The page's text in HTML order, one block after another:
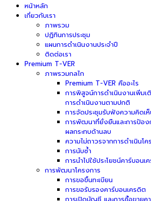
หน้าหลัก
เกี่ยวกับเรา
ภาพรวม
ปฏิทินการประชุม
แผนการดำเนินงานประจำปี
ติดต่อเรา
Premium T-VER
ภาพรวมกลไก
Premium T-VER คืออะไร
การพิสูจน์การดำเนินงานเพิ่มเ
การดำเนินงานตามปกติ
การจัดประชุมรับฟังความคิดเ
การพัฒนาที่ยั่งยืนและการป้อง
ผลกระทบด้านลบ
ความไม่ถาวรจากการดำเนินโค
การนับซ้ำ
การนำไปใช้ประโยชน์คาร์บอนเ
การพัฒนาโครงการ
การขอขึ้นทะเบียน
การขอรับรองคาร์บอนเครดิต